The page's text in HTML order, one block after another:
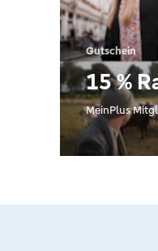
Gutschein
15 %
MeinPlus